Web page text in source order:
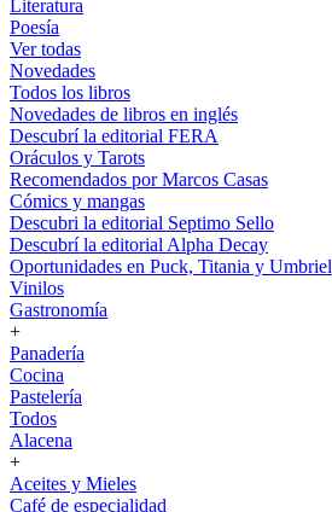
Literatura
Poesía
Ver todas
Novedades
Todos los libros
Novedades de libros en inglés
Descubrí la editorial FERA
Oráculos y Tarots
Recomendados por Marcos Casas
Cómics y mangas
Descubri la editorial Septimo Sello
Descubrí la editorial Alpha Decay
Oportunidades en Puck, Titania y Umbriel
Vinilos
Gastronomía
+
Panadería
Cocina
Pastelería
Todos
Alacena
+
Aceites y Mieles
Café de especialidad